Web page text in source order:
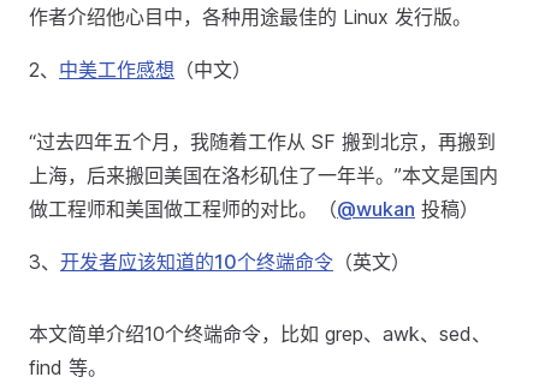
作者介绍他心目中，各种用途最佳的 Linux 发行版。
2、 中美工作感想 （中文）
“过去四年五个月，我随着工作从 SF 搬到北京，再搬到
上海，后来搬回美国在洛杉矶住了一年半。”本文是国内
做工程师和美国做工程师的对比。（@wukan 投稿）
3、 开发者应该知道的10个终端命令 （英文）
本文简单介绍10个终端命令，比如 grep、awk、sed、
find 等。